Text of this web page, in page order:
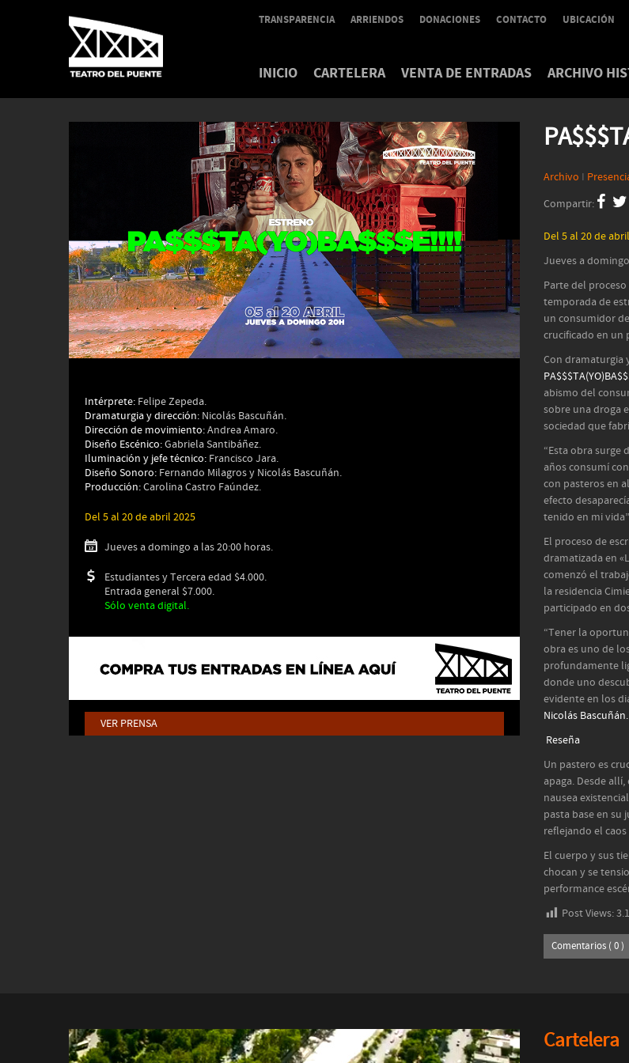
TRANSPARENCIA ARRIENDOS DONACIONES CONTACTO UBICACIÓN
INICIO CARTELERA VENTA DE ENTRADAS ARCHIVO
Intérprete: Felipe Zepeda.
Dramaturgia y dirección: Nicolás Bascuñán.
Dirección de movimiento:Andrea Amaro.
Diseño Escénico:Gabriela Santibáñez.
Iluminación y jefe técnico: Francisco Jara.
Diseño Sonoro: Fernando Milagros y Nicolás Bascuñán.
Producción:Carolina Castro Faúndez.
Del 5 al 20 de abril 2025
Jueves a domingo a las 20:00 horas.
Estudiantes y Tercera edad $4.000.
Entrada general $7.000.
Sólo venta digital.
VER PRENSA
Archivo I
Compartir:
Del 5 al 20 de
Jueves a
Parte del
temporada de
un consumidor
crucificado en un
Con dramaturgia
abismo del
sobre una droga
sociedad que
“Esta obra surge
años consumí
con pasteros en
efecto
tenido en mi
El proceso de
dramatizada en
comenzó el
la residencia
participado en
“Tener la
obra es uno de
profundamente
donde uno
evidente en los
Nicolás Bascuñán.
Reseña
Un pastero es
apaga. Desde
nausea
pasta base en
reflejando el
El cuerpo y sus
chocan y se
performance
Post Views:
Comentarios ( 0 )
Cartelera